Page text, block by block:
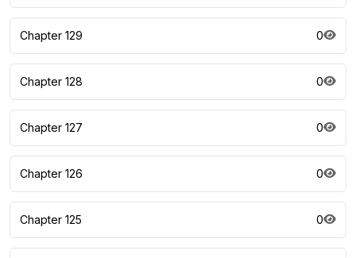
Chapter 129 0
Chapter 128 0
Chapter 127 0
Chapter 126 0
Chapter 125 0